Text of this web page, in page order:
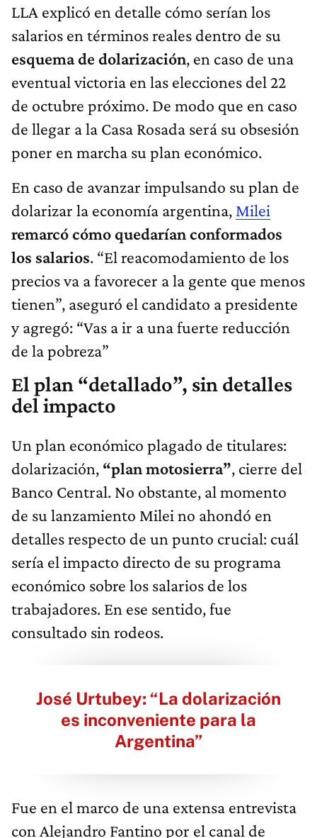
LLA explicó en detalle cómo serían los
salarios en términos reales dentro de su
esquema de dolarización, en caso de una
eventual victoria en las elecciones del 22
de octubre próximo. De modo que en caso
de llegar a la Casa Rosada será su obsesión
poner en marcha su plan económico.
En caso de avanzar impulsando su plan de
dolarizar la economía argentina, Milei
remarcó cómo quedarían conformados
los salarios. “El reacomodamiento de los
precios va a favorecer a la gente que menos
tienen”, aseguró el candidato a presidente
y agregó: “Vas a ir a una fuerte reducción
de la pobreza”
El plan “detallado”, sin detalles
del impacto
Un plan económico plagado de titulares:
dolarización, “plan motosierra”, cierre del
Banco Central. No obstante, al momento
de su lanzamiento Milei no ahondó en
detalles respecto de un punto crucial: cuál
sería el impacto directo de su programa
económico sobre los salarios de los
trabajadores. En ese sentido, fue
consultado sin rodeos.
José Urtubey: “La dolarización
es inconveniente para la
Argentina”
Fue en el marco de una extensa entrevista
con Alejandro Fantino por el canal de